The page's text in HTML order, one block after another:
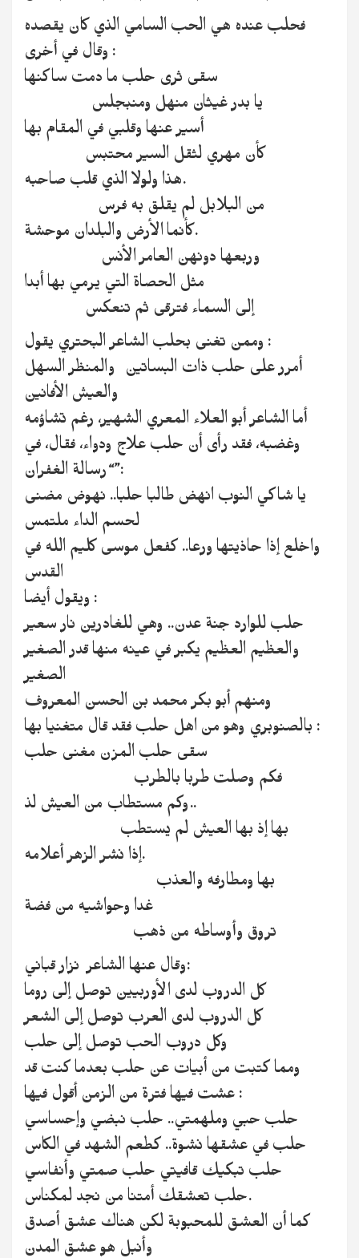
فحلب عنده هي الحب السامي الذي كان يقصده
وقال في أخرى :
سقى ثرى حلب ما دمت ساكنها
يا بدر غيثان منهل ومنبجلس
أسير عنها وقلبي في المقام بها
كأن مهري لثقل السير محتبس
هذا ولولا الذي قلب صاحبه.
من البلابل لم يقلق به فرس
كأنما الأرض والبلدان موحشة.
وربعها دونهن العامر الأنس
مثل الحصاة التي يرمي بها أبدا
إلى السماء فترقى ثم تنعكس
وممن تغنى بحلب الشاعر البحتري يقول :
أمرر على حلب ذات البساتين والمنظر السهل
والعيش الأفانين
أما الشاعر أبو العلاء المعري الشهير، رغم تشاؤمه
وغضبه، فقد رأى أن حلب علاج ودواء، فقال، في
“رسالة الغفران”:
يا شاكي النوب انهض طالبا حلبا.. نهوض مضنى
لحسم الداء ملتمس
واخلع إذا حاذيتها ورعا.. كفعل موسى كليم الله في
القدس
ويقول أيضا :
حلب للوارد جنة عدن.. وهي للغادرين نار سعير
والعظيم العظيم يكبر في عينه منها قدر الصغير
الصغير
ومنهم أبو بكر محمد بن الحسن المعروف
بالصنوبري وهو من اهل حلب فقد قال متغنيا بها :
سقى حلب المزن مغنى حلب
فكم وصلت طربا بالطرب
وكم مستطاب من العيش لذ..
بها إذ بها العيش لم يستطب
إذا نشر الزهر أعلامه.
بها ومطارفه والعذب
غدا وحواشيه من فضة
تروق وأوساطه من ذهب
وقال عنها الشاعر نزار قباني:
كل الدروب لدى الأوربيين توصل إلى روما
كل الدروب لدى العرب توصل إلى الشعر
وكل دروب الحب توصل إلى حلب
ومما كتبت من أبيات عن حلب بعدما كنت قد
عشت فيها فترة من الزمن أقول فيها :
حلب حبي وملهمتي.. حلب نبضي وإحساسي
حلب في عشقها نشوة.. كطعم الشهد في الكاس
حلب تبكيك قافيتي حلب صمتي وأنفاسي
حلب تعشقك أمتنا من نجد لمكناس.
كما أن العشق للمحبوبة لكن هناك عشق أصدق
وأنبل هو عشق المدن